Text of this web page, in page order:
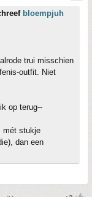
bloempjuh
trui misschien
outfit. Niet
op terug--
mét stukje
dan een